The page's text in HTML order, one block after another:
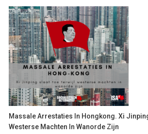
Massale Arrestaties In Hongkong. Xi
Westerse Machten In Wanorde Zijn